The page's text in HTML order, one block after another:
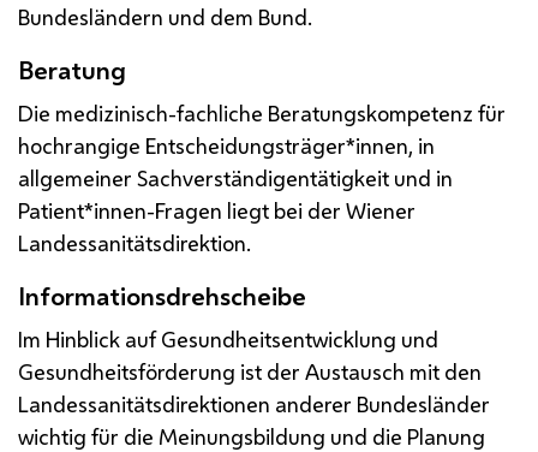
Bundesländern und dem Bund.
Beratung
Die medizinisch-fachliche Beratungskompetenz für
hochrangige Entscheidungsträger*innen, in
allgemeiner Sachverständigentätigkeit und in
Patient*innen-Fragen liegt bei der Wiener
Landessanitätsdirektion.
Informationsdrehscheibe
Im Hinblick auf Gesundheitsentwicklung und
Gesundheitsförderung ist der Austausch mit den
Landessanitätsdirektionen anderer Bundesländer
wichtig für die Meinungsbildung und die Planung